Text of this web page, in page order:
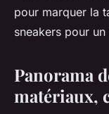
pour marquer la
sneakers pour
Panorama
matériaux,